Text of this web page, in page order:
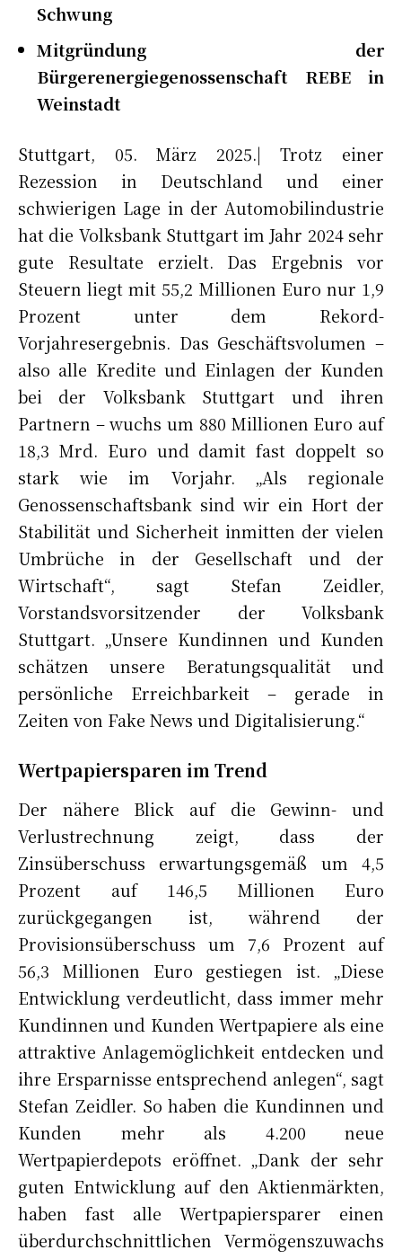
Schwung
Mitgründung der
Bürgerenergiegenossenschaft REBE in
Weinstadt
Stuttgart, 05. März 2025.| Trotz einer
Rezession in Deutschland und einer
schwierigen Lage in der Automobilindustrie
hat die Volksbank Stuttgart im Jahr 2024 sehr
gute Resultate erzielt. Das Ergebnis vor
Steuern liegt mit 55,2 Millionen Euro nur 1,9
Prozent unter dem Rekord-
Vorjahresergebnis. Das Geschäftsvolumen –
also alle Kredite und Einlagen der Kunden
bei der Volksbank Stuttgart und ihren
Partnern – wuchs um 880 Millionen Euro auf
18,3 Mrd. Euro und damit fast doppelt so
stark wie im Vorjahr. „Als regionale
Genossenschaftsbank sind wir ein Hort der
Stabilität und Sicherheit inmitten der vielen
Umbrüche in der Gesellschaft und der
Wirtschaft“, sagt Stefan Zeidler,
Vorstandsvorsitzender der Volksbank
Stuttgart. „Unsere Kundinnen und Kunden
schätzen unsere Beratungsqualität und
persönliche Erreichbarkeit – gerade in
Zeiten von Fake News und Digitalisierung.“
Wertpapiersparen im Trend
Der nähere Blick auf die Gewinn- und
Verlustrechnung zeigt, dass der
Zinsüberschuss erwartungsgemäß um 4,5
Prozent auf 146,5 Millionen Euro
zurückgegangen ist, während der
Provisionsüberschuss um 7,6 Prozent auf
56,3 Millionen Euro gestiegen ist. „Diese
Entwicklung verdeutlicht, dass immer mehr
Kundinnen und Kunden Wertpapiere als eine
attraktive Anlagemöglichkeit entdecken und
ihre Ersparnisse entsprechend anlegen“, sagt
Stefan Zeidler. So haben die Kundinnen und
Kunden mehr als 4.200 neue
Wertpapierdepots eröffnet. „Dank der sehr
guten Entwicklung auf den Aktienmärkten,
haben fast alle Wertpapiersparer einen
überdurchschnittlichen Vermögenszuwachs